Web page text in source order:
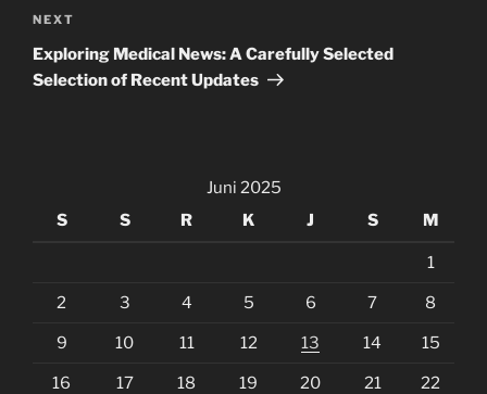
Next
Post
NEXT
Exploring Medical News: A Carefully Selected
Selection of Recent Updates
Juni 2025
S
S R K J S M
1
2 3 4 5 6 7 8
9 10 11 12 13 14 15
16 17 18 19 20 21 22